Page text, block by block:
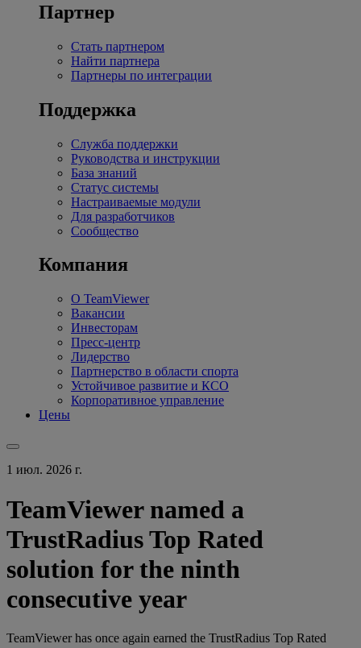
Партнер
Стать партнером
Найти партнера
Партнеры по интеграции
Поддержка
Служба поддержки
Руководства и инструкции
База знаний
Статус системы
Настраиваемые модули
Для разработчиков
Сообщество
Компания
О TeamViewer
Вакансии
Инвесторам
Пресс-центр
Лидерство
Партнерство в области спорта
Устойчивое развитие и КСО
Корпоративное управление
Цены
1 июл. 2026 г.
TeamViewer named a
TrustRadius Top Rated
solution for the ninth
consecutive year
TeamViewer has once again earned the TrustRadius Top Rated